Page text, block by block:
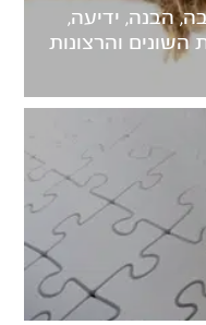
הבנה, ידיעה,
השונים והרצונות